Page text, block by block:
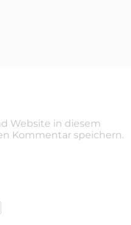
Website in diesem
Kommentar speichern.